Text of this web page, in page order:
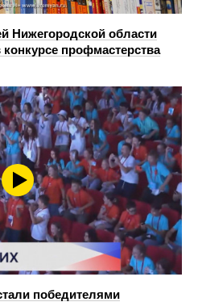
Нижегородской области
профмастерства
победителями